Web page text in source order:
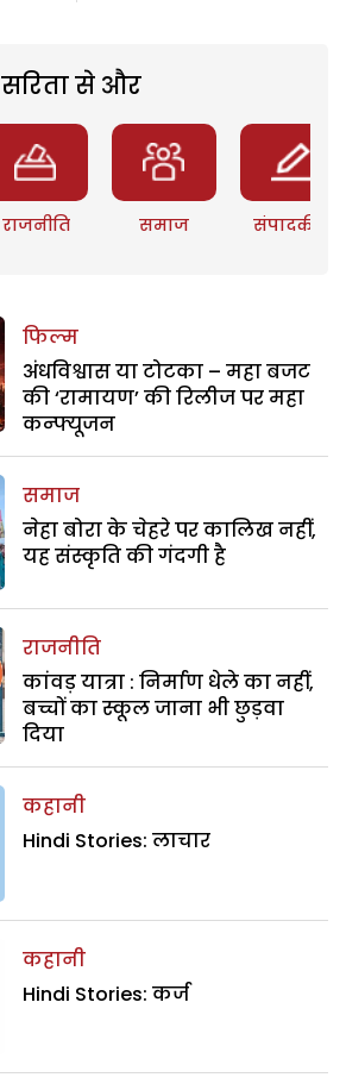
सरिता से और
राजनीति समाज संपादकीय
फिल्म
अंधविश्वास या टोटका – महा बजट
की ‘रामायण’ की रिलीज पर महा
कन्फ्यूजन
समाज
नेहा बोरा के चेहरे पर कालिख नहीं,
यह संस्कृति की गंदगी है
राजनीति
कांवड़ यात्रा : निर्माण धेले का नहीं,
बच्चों का स्कूल जाना भी छुड़वा
दिया
कहानी
Hindi Stories: लाचार
कहानी
Hindi Stories: कर्ज